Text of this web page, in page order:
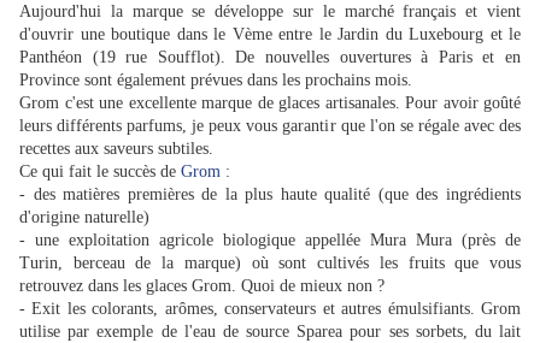
Aujourd'hui la marque se développe sur le marché français et vient
d'ouvrir une boutique dans le Vème entre le Jardin du Luxebourg et le
Panthéon (19 rue Soufflot). De nouvelles ouvertures à Paris et en
Province sont également prévues dans les prochains mois.
Grom c'est une excellente marque de glaces artisanales. Pour avoir goûté
leurs différents parfums, je peux vous garantir que l'on se régale avec des
recettes aux saveurs subtiles.
Ce qui fait le succès de Grom :
- des matières premières de la plus haute qualité (que des ingrédients
d'origine naturelle)
- une exploitation agricole biologique appellée Mura Mura (près de
Turin, berceau de la marque) où sont cultivés les fruits que vous
retrouvez dans les glaces Grom. Quoi de mieux non ?
- Exit les colorants, arômes, conservateurs et autres émulsifiants. Grom
utilise par exemple de l'eau de source Sparea pour ses sorbets, du lait